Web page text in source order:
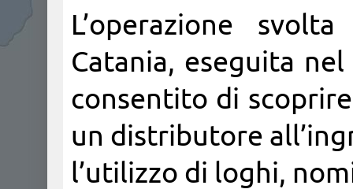
L’operazione
Catania, eseguita
consentito di
un distributore
l’utilizzo di loghi,